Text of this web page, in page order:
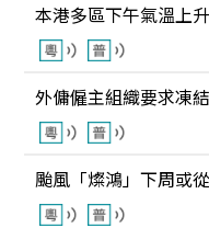
本港多區下午氣溫上
外傭僱主組織要求凍
颱風「燦鴻」下周或